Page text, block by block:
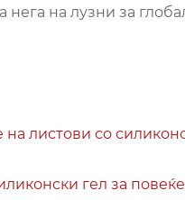
на лузни за
листови со
гел за